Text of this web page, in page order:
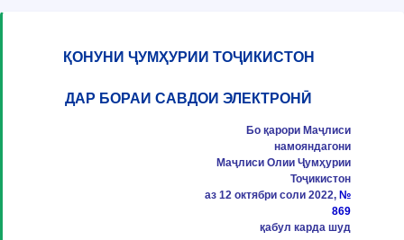
ҚОНУНИ ҶУМҲУРИИ ТОҶИКИСТОН
ДАР БОРАИ САВДОИ ЭЛЕКТРОНӢ
Бо қарори Маҷлиси
намояндагони
Маҷлиси Олии Ҷумҳурии
Тоҷикистон
аз 12 октябри соли 2022, №
869
қабул карда шуд